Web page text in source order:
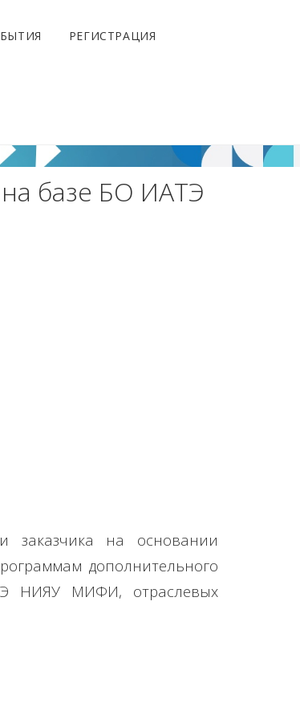
РЕГИСТРАЦИЯ
базе БО ИАТЭ
заказчика на основании
дополнительного
НИЯУ МИФИ, отраслевых